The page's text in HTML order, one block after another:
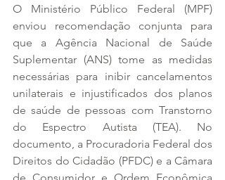
O Ministério Público Federal (MPF)
enviou recomendação conjunta para
que a Agência Nacional de Saúde
Suplementar (ANS) tome as medidas
necessárias para inibir cancelamentos
unilaterais e injustificados dos planos
de saúde de pessoas com Transtorno
do Espectro Autista (TEA). No
documento, a Procuradoria Federal dos
Direitos do Cidadão (PFDC) e a Câmara